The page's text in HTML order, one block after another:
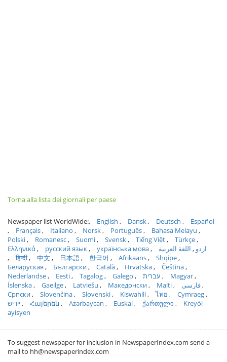
Torna alla lista dei giornali per paese
Newspaper list WorldWide: English Dansk Deutsch
Español
Français
Italiano Norsk Português
Bahasa Melayu
Polski
Romanesc Suomi Svensk Tiếng Việt
Türkçe
Ελληνικά
русский язык українська мова اردو
اللغة العربية
हिन्दी
中文 日本語 한국어 Afrikaans
Shqipe
Беларуская
Български Català Hrvatska
Čeština
Nederlandse
Eesti Tagalog Galego עברית
Magyar
Íslenska
Gaeilge Latviešu Македонски Malti
فارسی
Српски
Slovenčina Slovenski Kiswahili ไทย
Cymraeg
ייִדיש
Հայերեն Azərbaycan Euskal ქართული
Kreyòl
ayisyen
To suggest newspaper for inclusion in NewspaperIndex.com send a
mail to hh@newspaperindex.com